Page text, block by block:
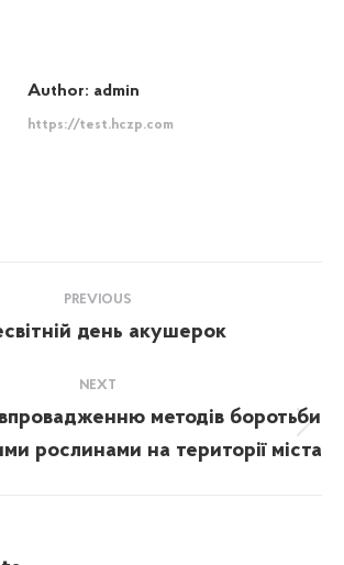
Author: admin
https://test.hczp.com
PREVIOUS
Previous
день акушерок
NEXT
post:
методів боротьби
рослинами на території міста